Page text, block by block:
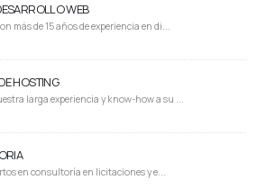
WEB
más de 15 años de experiencia en di...
HOSTING
larga experiencia y know-how a su ...
en consultoría en licitaciones y e...